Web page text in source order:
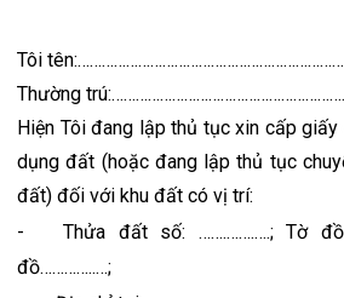
Tôi
Thường
Hiện Tôi đang lập thủ tục xin cấp
dụng đất (hoặc đang lập thủ tục
đất) đối với khu đất có vị trí:
-
Thửa đất số: …….…….….; Tờ
đồ…………..…;